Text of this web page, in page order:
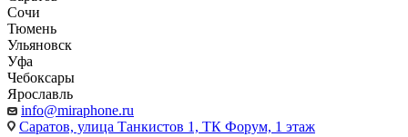
Сочи
Тюмень
Ульяновск
Уфа
Чебоксары
Ярославль
info@miraphone.ru
Саратов, улица Танкистов 1, ТК Форум, 1 этаж